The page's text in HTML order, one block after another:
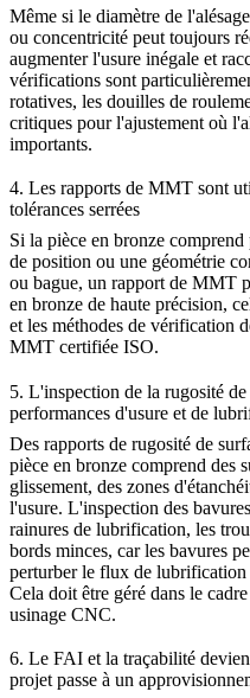
Même si le diamètre de
ou concentricité peut toujours
augmenter l'usure inégale et
vérifications sont
rotatives, les douilles de
critiques pour l'ajustement où
importants.
4. Les rapports de MMT sont
tolérances serrées
Si la pièce en bronze comprend
de position ou une géométrie
ou bague, un rapport de MMT
en bronze de haute précision,
et les méthodes de vérification
MMT certifiée ISO.
5. L'inspection de la rugosité
performances d'usure et de
Des rapports de rugosité de
pièce en bronze comprend des
glissement, des zones
l'usure. L'inspection des
rainures de lubrification, les
bords minces, car les bavures
perturber le flux de lubrification
Cela doit être géré dans le
usinage CNC.
6. Le FAI et la traçabilité
projet passe à un